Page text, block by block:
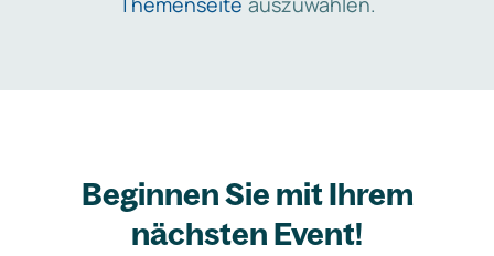
Beginnen Sie mit Ihrem
nächsten Event!